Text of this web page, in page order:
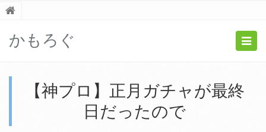
かもろぐ
【神プロ】正月ガチャが最終
日だったので